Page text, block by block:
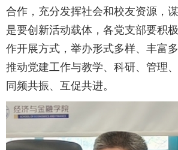
合作，充分发挥社会和校友资源，
是要创新活动载体，各党支部要积
作开展方式，举办形式多样、丰富
推动党建工作与教学、科研、管理
同频共振、互促共进。